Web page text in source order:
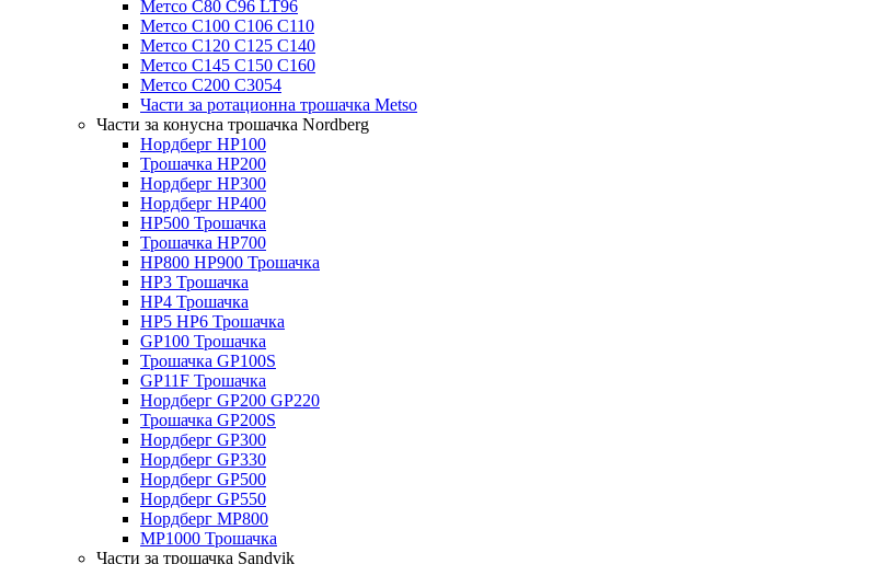
Метсо C80 C96 LT96
Метсо C100 C106 C110
Метсо C120 C125 C140
Метсо C145 C150 C160
Метсо C200 C3054
Части за ротационна трошачка Metso
Части за конусна трошачка Nordberg
Нордберг HP100
Трошачка HP200
Нордберг HP300
Нордберг HP400
HP500 Трошачка
Трошачка HP700
HP800 HP900 Трошачка
HP3 Трошачка
HP4 Трошачка
HP5 HP6 Трошачка
GP100 Трошачка
Трошачка GP100S
GP11F Трошачка
Нордберг GP200 GP220
Трошачка GP200S
Нордберг GP300
Нордберг GP330
Нордберг GP500
Нордберг GP550
Нордберг MP800
MP1000 Трошачка
Части за трошачка Sandvik